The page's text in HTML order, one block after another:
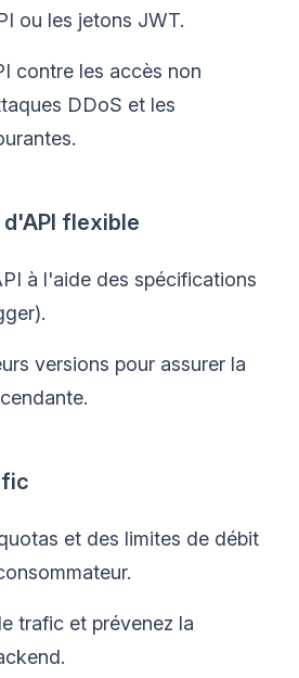
ou les jetons JWT.
contre les accès non
DDoS et les
flexible
à l'aide des spécifications
versions pour assurer la
et des limites de débit
trafic et prévenez la